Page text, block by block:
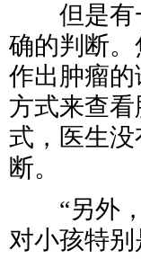
但是有一
确的判断
作出肿瘤
方式来查
式，医生
断。
“另外，
对小孩特